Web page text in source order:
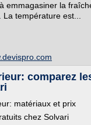
emmagasiner la
température est...
comparez
matériaux et prix
chez Solvari